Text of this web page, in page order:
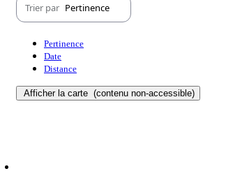
Trier par Pertinence
Pertinence
Date
Distance
Afficher la carte (contenu non-accessible)